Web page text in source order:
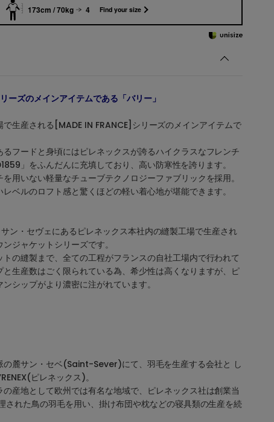
173cm / 70kg 4 Find your size
ーズのメインアイテムである「バリー」
生産される[MADE IN FRANCE]シリーズのメインアイテムで
フードと身頃にはピレネックスが誇るハイクラスなフレンチ
」をふんだんに充填しており、高い防寒性を誇ります。
用いない軽量なチューブテクノロジーファブリックを採用。
ベルのロフト感と驚くほどの軽い着心地が堪能できます。
ン・セヴェにあるピレネックス本社内の縫製工場で生産され
ジャケットシリーズです。
の縫製まで、全ての工程がフランスの自社工場内で行われて
生産数はごく限られている為、希少性は高くなりますが、ピ
シップがより濃密に注がれています。
の麓サン・セベ(Saint-Sever)にて、羽毛を生産する会社と し
ピレネックス)。
産地として欧州では有名な地域で、ピレネックス社は創業当
された鳥の羽毛を用い、掛け布団や枕などの寝具類の生産を続